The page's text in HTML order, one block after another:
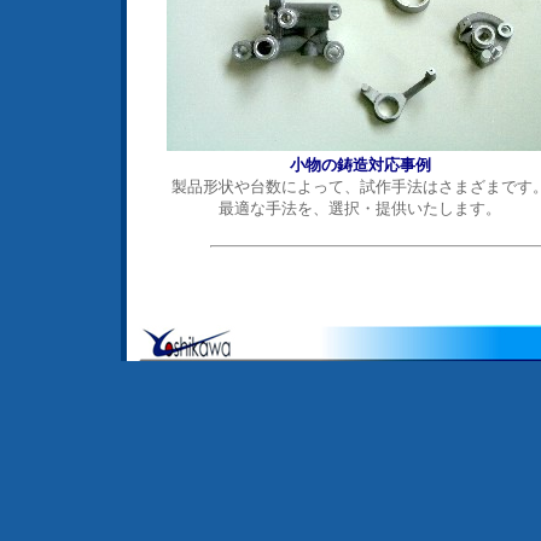
小物の鋳造対応事例
製品形状や台数によって、試作手法はさまざまです
最適な手法を、選択・提供いたします。